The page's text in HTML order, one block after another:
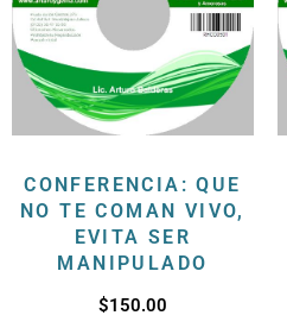
CONFERENCIA: QUE
NO TE COMAN VIVO,
EVITA SER
MANIPULADO
$150.00